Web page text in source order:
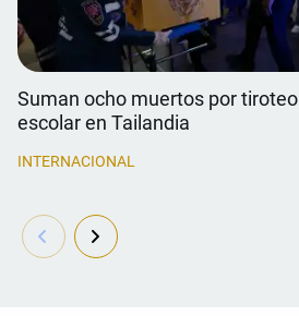
Suman ocho muertos por tiroteo
escolar en Tailandia
INTERNACIONAL